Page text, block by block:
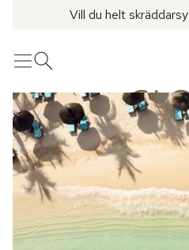
Vill du helt
MenyÖppna sök
Se fler bilder